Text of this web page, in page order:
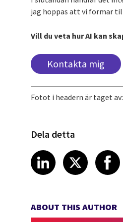
jag hoppas att vi formar
Vill du veta hur AI kan
Kontakta mig
Fotot i headern är taget
Dela detta
Share article
LinkedIn
Share
X
ABOUT THIS AUTHOR